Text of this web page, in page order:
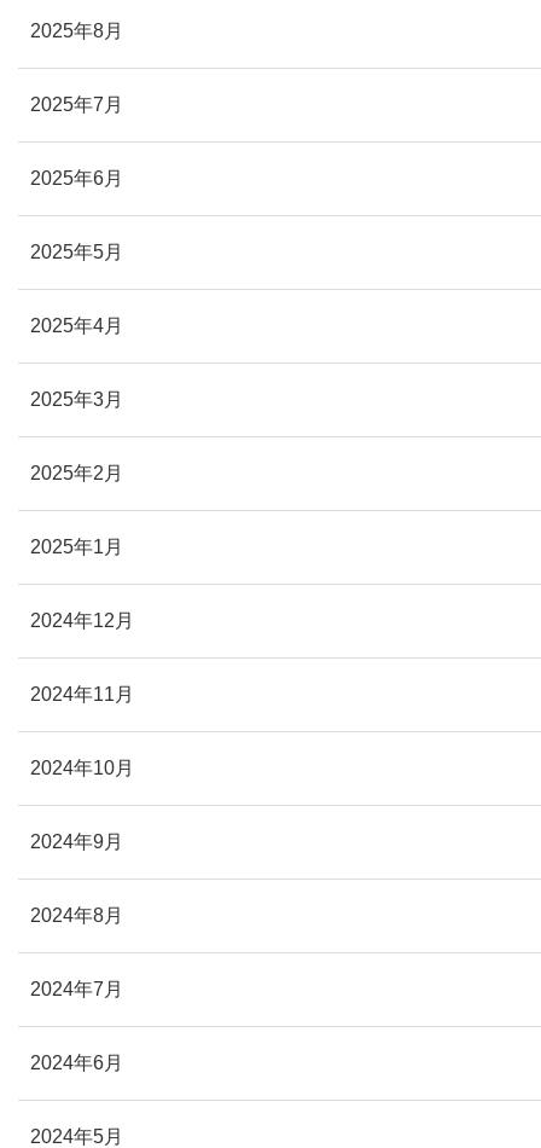
2025年8月
2025年7月
2025年6月
2025年5月
2025年4月
2025年3月
2025年2月
2025年1月
2024年12月
2024年11月
2024年10月
2024年9月
2024年8月
2024年7月
2024年6月
2024年5月